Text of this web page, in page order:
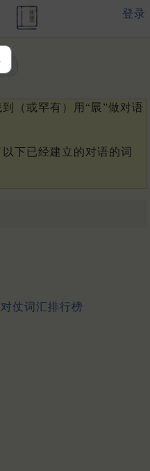
登录
（或罕有）用“屒”做对语
下已经建立的对语的词
仗词汇排行榜